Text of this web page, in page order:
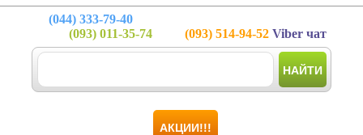
(044) 333-79-40
(093) 011-35-74 (093) 514-94-52 Viber чат
НАЙТИ
АКЦИИ!!!